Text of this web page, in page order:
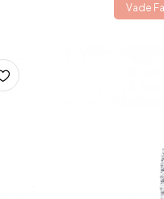
Vade